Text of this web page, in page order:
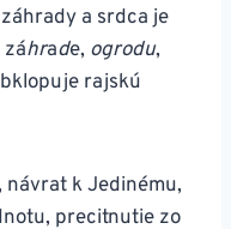
a srdca je
hrade, ogrodu,
rajskú
návrat k Jedinému,
precitnutie zo